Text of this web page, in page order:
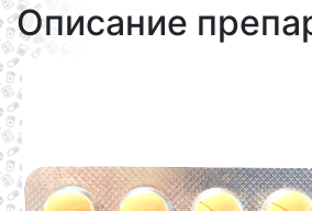
Описание